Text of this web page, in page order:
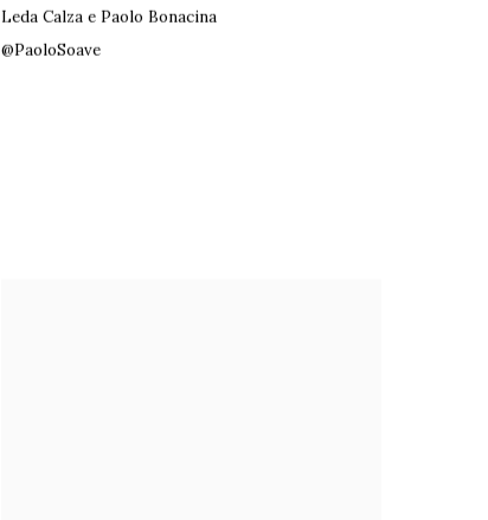
Leda Calza e Paolo Bonacina
@PaoloSoave